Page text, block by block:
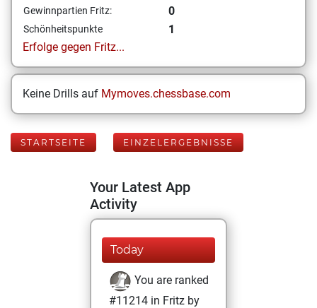
Gewinnpartien Fritz: 0
Schönheitspunkte
1
Erfolge gegen Fritz...
Keine Drills auf Mymoves.chessbase.com
STARTSEITE EINZELERGEBNISSE
Your Latest App
Activity
Today
You are ranked
#11214 in Fritz by